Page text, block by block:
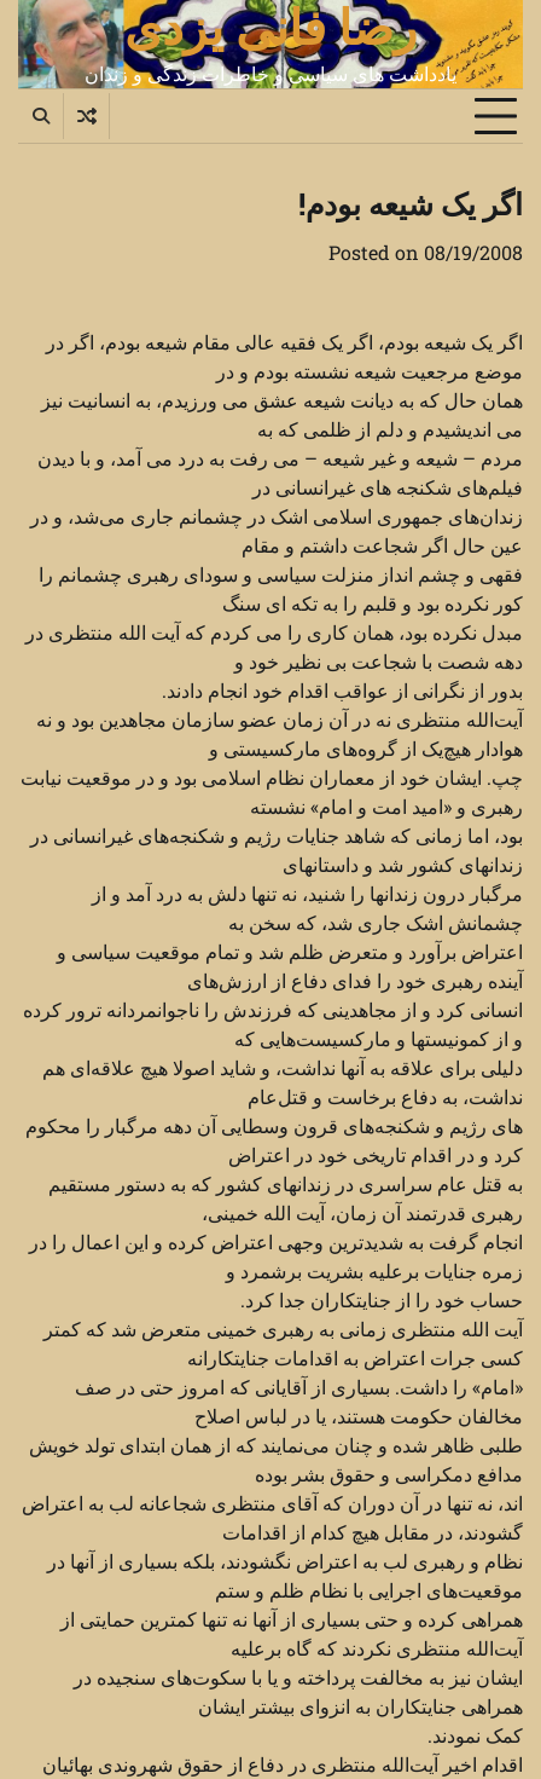
content
رضا فانی یزدی
یادداشت های سیاسی و خاطرات زندگی و زندان
اگر یک شیعه‌ بودم!‏
Posted on 08/19/2008
اگر یک شیعه بودم، اگر یک فقیه عالی مقام شیعه بودم، اگر در
موضع مرجعیت شیعه نشسته بودم و در
همان حال ‏که به دیانت شیعه عشق می ورزیدم، به انسانیت نیز
می اندیشیدم و دلم از ظلمی که به
مردم – شیعه و غیر شیعه – ‏می رفت به درد می آمد، و با دیدن
فیلم‌های شکنجه‌ های غیرانسانی در
زندان‌های جمهوری اسلامی اشک در ‏چشمانم جاری می‌شد، و در
عین حال اگر شجاعت داشتم و مقام
فقهی و چشم انداز منزلت سیاسی و سودای رهبری ‏چشمانم را
کور نکرده بود و قلبم را به تکه ای سنگ
مبدل نکرده بود، همان کاری را می کردم که آیت الله ‏منتظری در
دهه شصت با شجاعت بی نظیر خود و
بدور از نگرانی از عواقب اقدام خود انجام دادند.‏
آیت‌الله منتظری نه در آن زمان عضو سازمان مجاهدین بود و نه
هوادار هیچ‌یک از گروه‌های مارکسیستی و
چپ. ‏ایشان خود از معماران نظام اسلامی بود و در موقعیت نیابت
رهبری و «امید امت و امام» نشسته
بود، اما زمانی ‏که شاهد جنایات رژیم و شکنجه‌های غیرانسانی در
زندانهای کشور شد و داستانهای
مرگبار درون زندانها را شنید،‌ ‏نه تنها دلش به درد آمد و از
چشمانش اشک جاری شد، که سخن به
اعتراض برآورد و متعرض ظلم شد و تمام ‏موقعیت سیاسی و
آینده رهبری خود را فدای دفاع از ارزش‌های
انسانی کرد و از مجاهدینی که فرزندش را ‏ناجوانمردانه ترور کرده
و از کمونیستها و مارکسیست‌هایی که
دلیلی برای علاقه به آنها نداشت، و شاید اصولا ‏هیچ علاقه‌ای هم
نداشت، به دفاع برخاست و قتل‌‌عام
های رژیم و شکنجه‌های قرون وسطایی آن دهه مرگبار را ‏محکوم
کرد و در اقدام تاریخی خود در اعتراض
به قتل عام سراسری در زندانهای کشور که به دستور مستقیم
‏رهبری قدرتمند آن زمان، آیت الله خمینی،
انجام گرفت به شدیدترین وجهی اعتراض کرده و این اعمال را در
‏زمره جنایات برعلیه بشریت برشمرد و
حساب خود را از جنایتکاران جدا کرد.‏
آیت الله منتظری زمانی به رهبری خمینی متعرض شد که کمتر
کسی جرات اعتراض به اقدامات جنایتکارانه
‏‏«امام» را داشت. بسیاری از آقایانی که امروز حتی در صف
مخالفان حکومت هستند، یا در لباس اصلاح
طلبی ‏ظاهر شده و چنان می‌نمایند که از همان ابتدای تولد خویش
مدافع دمکراسی و حقوق بشر بوده
اند، نه تنها در آن ‏دوران که آقای منتظری شجاعانه لب به اعتراض
گشودند، در مقابل هیچ کدام از اقدامات
نظام و رهبری لب به ‏اعتراض نگشودند، بلکه بسیاری از آنها در
موقعیت‌های اجرایی با نظام ظلم و ستم
همراهی کرده و حتی بسیاری ‏از آنها نه تنها کمترین حمایتی از
آیت‌الله منتظری نکردند که گاه برعلیه
ایشان نیز به مخالفت پرداخته و یا با ‏سکوت‌های سنجیده در
همراهی جنایتکاران به انزوای بیشتر ایشان
کمک نمودند.‏
اقدام اخیر آیت‌الله منتظری در دفاع از حقوق شهروندی بهائیان